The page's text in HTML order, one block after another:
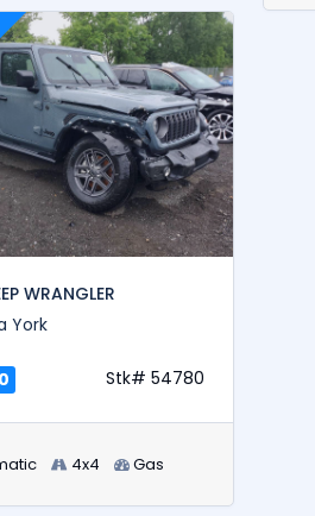
WRANGLER
York
Stk# 54780
4x4 Gas